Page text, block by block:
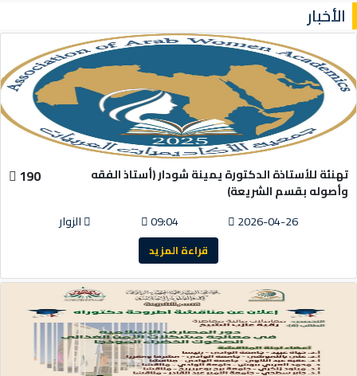
الأخبار
تهنئة للأستاذة الدكتورة يمينة شودار (أستاذ الفقه
وأصوله بقسم الشريعة)
190
2026-04-26
09:04 الزوار
قراءة المزيد